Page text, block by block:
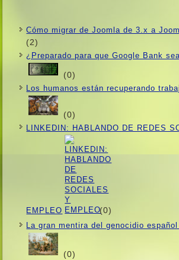
Cómo migrar de Joomla de 3.x a
(2)
¿Preparado para que Google Bank
(0)
Los humanos están recuperando
(0)
LINKEDIN: HABLANDO DE REDES
EMPLEO (0)
La gran mentira del genocidio
(0)